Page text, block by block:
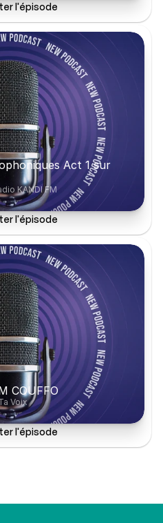
l'épisode
Act 1 sur
KANDI FM
l'épisode
COUFFO
Voix
l'épisode